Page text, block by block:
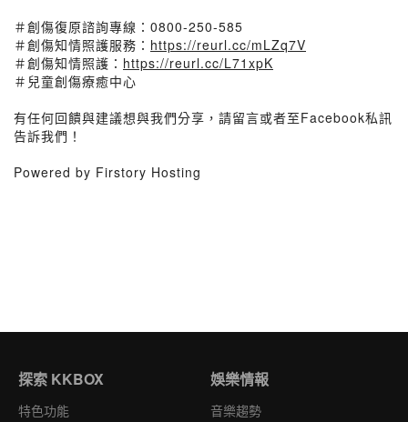
＃創傷復原諮詢專線：0800-250-585
＃創傷知情照護服務： https://reurl.cc/mLZq7V
＃創傷知情照護： https://reurl.cc/L71xpK
＃兒童創傷療癒中心
有任何回饋與建議想與我們分享，請留言或者至Facebook私訊
告訴我們！
Powered by Firstory Hosting
探索 KKBOX
特色功能
娛樂情報
音樂趨勢